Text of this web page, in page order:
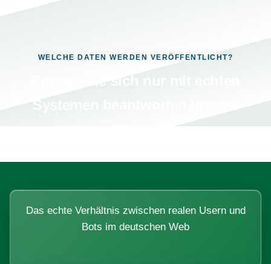
WELCHE DATEN WERDEN VERÖFFENTLICHT?
Das echte Verhältnis zwischen realen Usern und
Bots im deutschen Web